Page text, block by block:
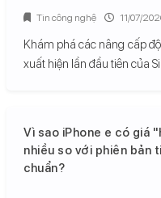
Khám phá các nâng cấp
xuất hiện lần đầu tiên của
Tin công nghệ 11/07/
Vì sao iPhone e có giá
nhiều so với phiên bản
chuẩn?